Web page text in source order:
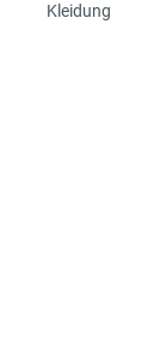
Kleidung